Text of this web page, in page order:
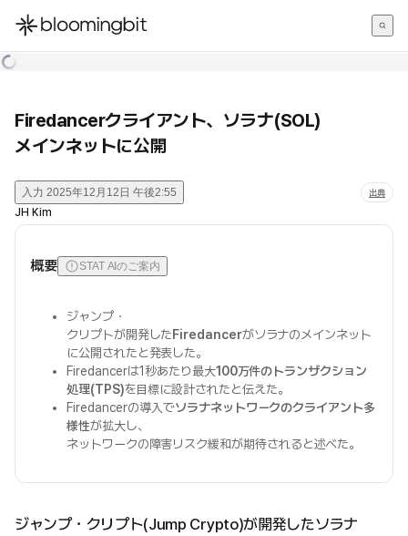
한국어
Firedancerクライアント、ソラナ(SOL)
メインネットに公開
入力 2025年12月12日 午後2:55 出典
JH Kim
概要 STAT AIのご案内
ジャンプ・
クリプトが開発したFiredancerがソラナのメインネット
に公開されたと発表した。
Firedancerは1秒あたり最大100万件のトランザクション
処理(TPS)を目標に設計されたと伝えた。
Firedancerの導入でソラナネットワークのクライアント多
様性が拡大し、
ネットワークの障害リスク緩和が期待されると述べた。
ジャンプ・クリプト(Jump Crypto)が開発したソラナ